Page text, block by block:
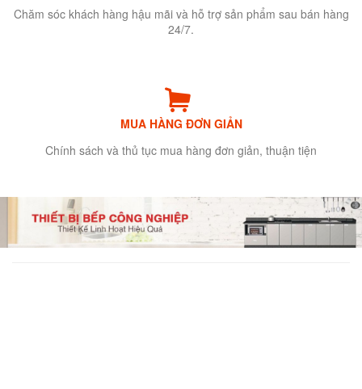
Chăm sóc khách hàng hậu mãi và hỗ trợ sản phẩm sau bán hàng
24/7.
MUA HÀNG ĐƠN GIẢN
Chính sách và thủ tục mua hàng đơn giản, thuận tiện